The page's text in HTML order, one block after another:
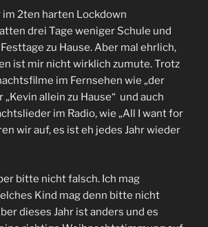
im 2ten harten Lockdown
drei Tage weniger Schule und
zu Hause. Aber mal ehrlich,
ist mir nicht wirklich zumute. Trotz
im Fernsehen wie „der
„Kevin allein zu Hause“ und auch
im Radio, wie „All I want for
wir auf, es ist eh jedes Jahr wieder
bitte nicht falsch. Ich mag
Kind mag denn bitte nicht
dieses Jahr ist anders und es